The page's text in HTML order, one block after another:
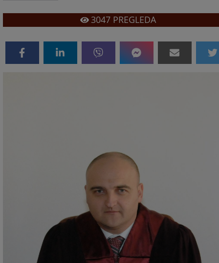
3047PREGLEDA